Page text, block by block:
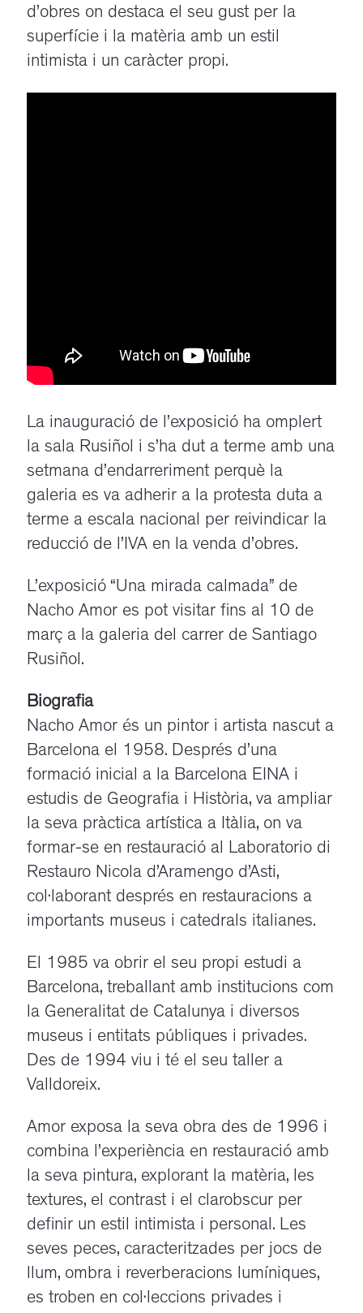
d’obres on destaca el seu gust per la
superfície i la matèria amb un estil
intimista i un caràcter propi.
La inauguració de l’exposició ha omplert
la sala Rusiñol i s’ha dut a terme amb una
setmana d’endarreriment perquè la
galeria es va adherir a la protesta duta a
terme a escala nacional per reivindicar la
reducció de l’IVA en la venda d’obres.
L’exposició “Una mirada calmada” de
Nacho Amor es pot visitar fins al 10 de
març a la galeria del carrer de Santiago
Rusiñol.
Biografia
Nacho Amor és un pintor i artista nascut a
Barcelona el 1958. Després d’una
formació inicial a la Barcelona EINA i
estudis de Geografia i Història, va ampliar
la seva pràctica artística a Itàlia, on va
formar-se en restauració al Laboratorio di
Restauro Nicola d’Aramengo d’Asti,
col·laborant després en restauracions a
importants museus i catedrals italianes.
El 1985 va obrir el seu propi estudi a
Barcelona, treballant amb institucions com
la Generalitat de Catalunya i diversos
museus i entitats públiques i privades.
Des de 1994 viu i té el seu taller a
Valldoreix.
Amor exposa la seva obra des de 1996 i
combina l’experiència en restauració amb
la seva pintura, explorant la matèria, les
textures, el contrast i el clarobscur per
definir un estil intimista i personal. Les
seves peces, caracteritzades per jocs de
llum, ombra i reverberacions lumíniques,
es troben en col·leccions privades i